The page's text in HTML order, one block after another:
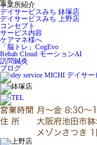
事業所紹介
デイサービスみち 鉢塚店
デイサービスみち 上野店
コンセプト
サービス内容
ケアマネ様へ
「脳トレ」CogEvo
Rehab Cloud モーションAI
訪問鍼灸
ブログ